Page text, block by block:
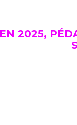
EN 2025,